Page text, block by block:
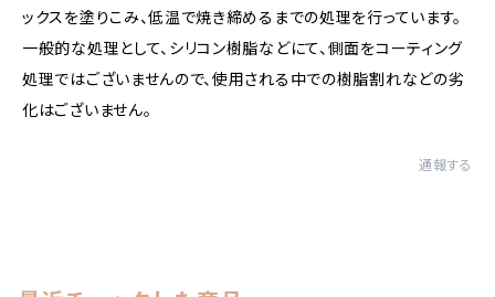
ックスを塗りこみ、低温で焼き締めるまでの処理を行っています。
一般的な処理として、シリコン樹脂などにて、側面をコーティング
処理ではございませんので、使用される中での樹脂割れなどの劣
化はございません。
通報する